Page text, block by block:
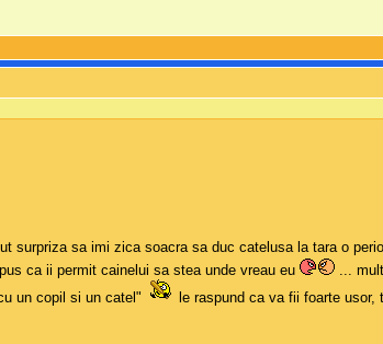
surpriza sa imi zica soacra sa duc catelusa la tara o
ca ii permit cainelui sa stea unde vreau eu
...
un copil si un catel"
le raspund ca va fii foarte